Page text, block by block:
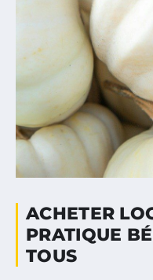
ACHETER
PRATIQUE
TOUS